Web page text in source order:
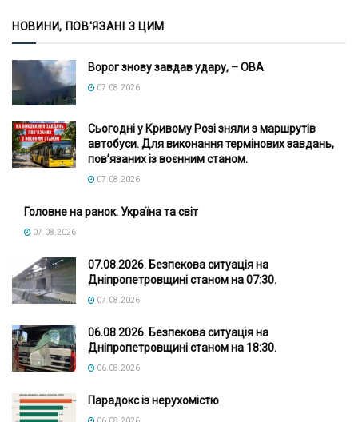
НОВИНИ, ПОВ'ЯЗАНІ З ЦИМ
Ворог знову завдав удару, – ОВА
07.08.2026
Сьогодні у Кривому Розі зняли з маршрутів
автобуси. Для виконання термінових завдань,
пов’язаних із воєнним станом.
07.08.2026
Головне на ранок. Україна та світ
07.08.2026
07.08.2026. Безпекова ситуація на
Дніпропетровщині станом на 07:30.
07.08.2026
06.08.2026. Безпекова ситуація на
Дніпропетровщині станом на 18:30.
06.08.2026
Парадокс із нерухомістю